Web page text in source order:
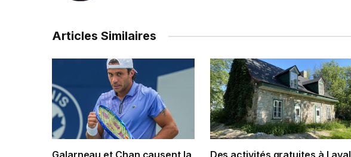
Articles Similaires
Galarneau et Chan causent la
Des activités gratuites à Laval